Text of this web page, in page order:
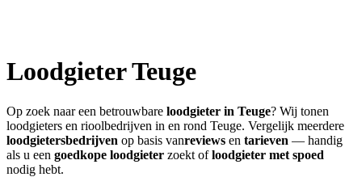
LoodgieterTeuge
Op zoek naar een betrouwbare loodgieter in Teuge? Wij tonen
loodgieters en rioolbedrijven in en rond Teuge. Vergelijk meerdere
loodgietersbedrijven op basis vanreviews en tarieven — handig
als u een goedkope loodgieter zoekt ofloodgieter met spoed
nodig hebt.